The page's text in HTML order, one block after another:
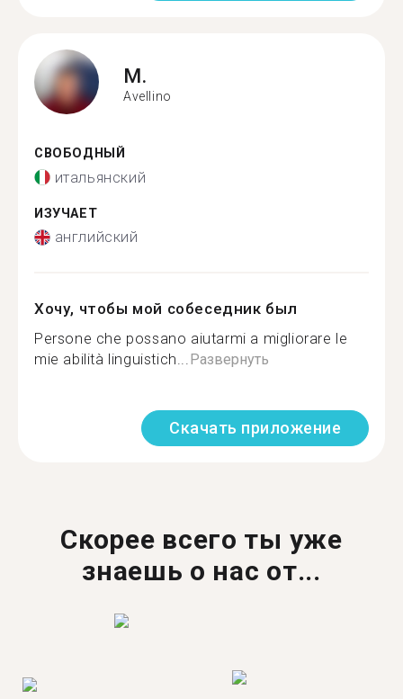
M.
Avellino
СВОБОДНЫЙ
итальянский
ИЗУЧАЕТ
английский
Хочу, чтобы мой собеседник был
Persone che possano aiutarmi a migliorare le
mie abilità linguistich...Развернуть
Скачать приложение
Скорее всего ты уже
знаешь о нас от...